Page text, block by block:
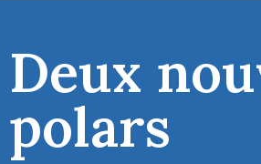
Deux
polars
Des
l’univers